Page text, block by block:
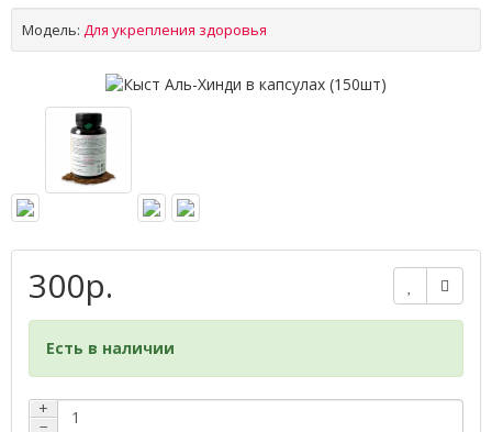
Модель: Для укрепления здоровья
300р.
Есть в наличии
+
−